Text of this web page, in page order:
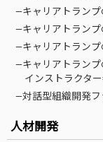
—キャリアトラン
—キャリアトラン
—キャリアトラン
—キャリアトラン
インストラクタ
—対話型組織開発
人材開発